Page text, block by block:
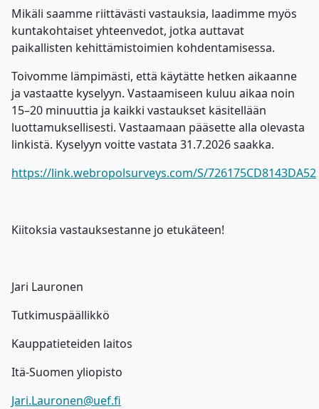
Mikäli saamme riittävästi vastauksia, laadimme myös
kuntakohtaiset yhteenvedot, jotka auttavat
paikallisten kehittämistoimien kohdentamisessa.
Toivomme lämpimästi, että käytätte hetken aikaanne
ja vastaatte kyselyyn. Vastaamiseen kuluu aikaa noin
15–20 minuuttia ja kaikki vastaukset käsitellään
luottamuksellisesti. Vastaamaan pääsette alla olevasta
linkistä. Kyselyyn voitte vastata 31.7.2026 saakka.
https://link.webropolsurveys.com/S/726175CD8143DA52
Kiitoksia vastauksestanne jo etukäteen!
Jari Lauronen
Tutkimuspäällikkö
Kauppatieteiden laitos
Itä-Suomen yliopisto
Jari.Lauronen@uef.fi